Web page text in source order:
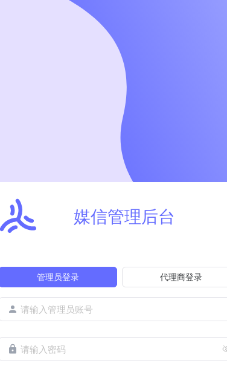
媒信管理后台
管理员登录 代理商登录
请输入管理员账号
请输入密码